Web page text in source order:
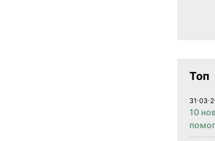
Топ
10